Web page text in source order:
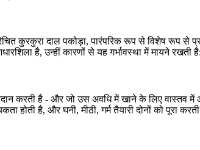
कुरकुरा दाल पकोड़ा, पारंपरिक रूप से विशेष रूप से
है, उन्हीं कारणों से यह गर्भावस्था में मायने
करती है - और जो उस अवधि में खाने के लिए
है, और घनी, मीठी, गर्म तैयारी दोनों को पूरा